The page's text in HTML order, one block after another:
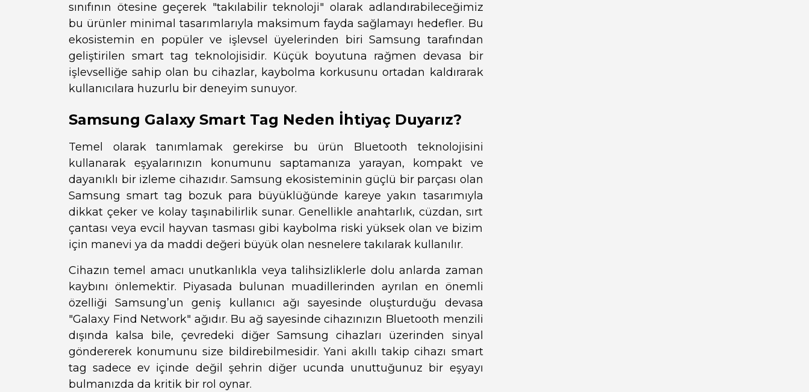
sınıfının ötesine geçerek "takılabilir teknoloji" olarak adlandırabileceğimiz
bu ürünler minimal tasarımlarıyla maksimum fayda sağlamayı hedefler. Bu
ekosistemin en popüler ve işlevsel üyelerinden biri Samsung tarafından
geliştirilen smart tag teknolojisidir. Küçük boyutuna rağmen devasa bir
işlevselliğe sahip olan bu cihazlar, kaybolma korkusunu ortadan kaldırarak
kullanıcılara huzurlu bir deneyim sunuyor.
Samsung Galaxy Smart Tag Neden İhtiyaç Duyarız?
Temel olarak tanımlamak gerekirse bu ürün Bluetooth teknolojisini
kullanarak eşyalarınızın konumunu saptamanıza yarayan, kompakt ve
dayanıklı bir izleme cihazıdır. Samsung ekosisteminin güçlü bir parçası olan
Samsung smart tag bozuk para büyüklüğünde kareye yakın tasarımıyla
dikkat çeker ve kolay taşınabilirlik sunar. Genellikle anahtarlık, cüzdan, sırt
çantası veya evcil hayvan tasması gibi kaybolma riski yüksek olan ve bizim
için manevi ya da maddi değeri büyük olan nesnelere takılarak kullanılır.
Cihazın temel amacı unutkanlıkla veya talihsizliklerle dolu anlarda zaman
kaybını önlemektir. Piyasada bulunan muadillerinden ayrılan en önemli
özelliği Samsung’un geniş kullanıcı ağı sayesinde oluşturduğu devasa
"Galaxy Find Network" ağıdır. Bu ağ sayesinde cihazınızın Bluetooth menzili
dışında kalsa bile, çevredeki diğer Samsung cihazları üzerinden sinyal
göndererek konumunu size bildirebilmesidir. Yani akıllı takip cihazı smart
tag sadece ev içinde değil şehrin diğer ucunda unuttuğunuz bir eşyayı
bulmanızda da kritik bir rol oynar.